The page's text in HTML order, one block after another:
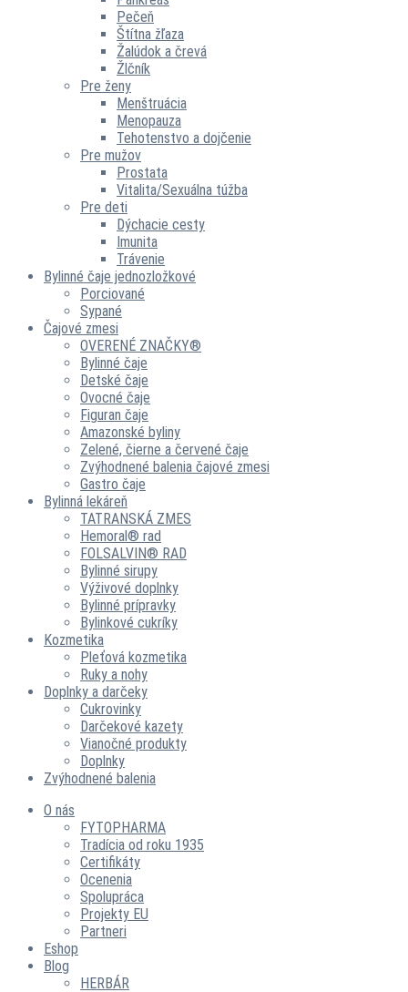
Pečeň
Štítna žľaza
Žalúdok a črevá
Žlčník
Pre ženy
Menštruácia
Menopauza
Tehotenstvo a dojčenie
Pre mužov
Prostata
Vitalita/Sexuálna túžba
Pre deti
Dýchacie cesty
Imunita
Trávenie
Bylinné čaje jednozložkové
Porciované
Sypané
Čajové zmesi
OVERENÉ ZNAČKY®
Bylinné čaje
Detské čaje
Ovocné čaje
Figuran čaje
Amazonské byliny
Zelené, čierne a červené čaje
Zvýhodnené balenia čajové zmesi
Gastro čaje
Bylinná lekáreň
TATRANSKÁ ZMES
Hemoral® rad
FOLSALVIN® RAD
Bylinné sirupy
Výživové doplnky
Bylinné prípravky
Bylinkové cukríky
Kozmetika
Pleťová kozmetika
Ruky a nohy
Doplnky a darčeky
Cukrovinky
Darčekové kazety
Vianočné produkty
Doplnky
Zvýhodnené balenia
O nás
FYTOPHARMA
Tradícia od roku 1935
Certifikáty
Ocenenia
Spolupráca
Projekty EU
Partneri
Eshop
Blog
HERBÁR